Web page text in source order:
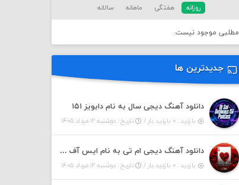
روزانه هفتگی ماهانه سالانه
مطلبی موجود نیست.
جدیدترین ها
دانلود آهنگ دیجی سال به نام دابویز ۱۵۱
بازدید : ۰ بازدید بار / تاریخ : دوشنبه ۱۲ مرداد ۱۴۰۵
دانلود آهنگ دیجی ام تی به نام ایس آف هرست ۱
بازدید : ۰ بازدید بار / تاریخ : دوشنبه ۱۲ مرداد ۱۴۰۵